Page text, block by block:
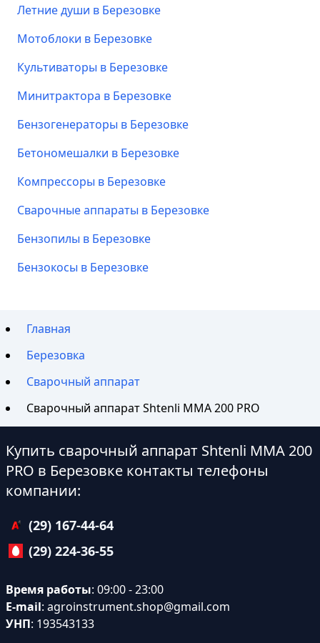
Летние души в Березовке
Мотоблоки в Березовке
Культиваторы в Березовке
Минитрактора в Березовке
Бензогенераторы в Березовке
Бетономешалки в Березовке
Компрессоры в Березовке
Сварочные аппараты в Березовке
Бензопилы в Березовке
Бензокосы в Березовке
Главная
Березовка
Сварочный аппарат
Сварочный аппарат Shtenli ММА 200 PRO
Купить сварочный аппарат Shtenli ММА 200
PRO в Березовке контакты телефоны
компании:
(29) 167-44-64
(29) 224-36-55
Время работы: 09:00 - 23:00
E-mail: agroinstrument.shop@gmail.com
УНП: 193543133